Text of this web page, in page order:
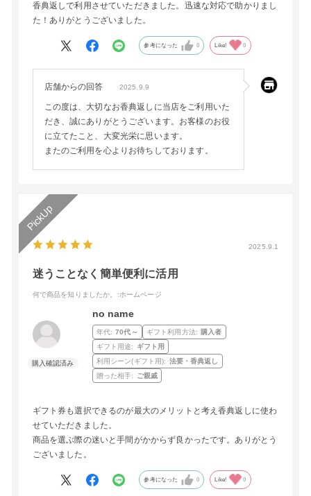
香典返しで利用させていただきました。迅速な対応で助かりまし
た！ありがとうございました。
参考になった 0 Like! 0
店舗からの回答 2025.9.9
この度は、大切なお香典返しに当店をご利用いた
だき、誠にありがとうございます。お客様のお役
に立てたこと、大変光栄に思います。
またのご利用を心よりお待ちしております。
2025.9.1
迷うことなく簡単便利に活用
何で商品を知りましたか。 :ホームページ
no name
年代: 70代～ ギフト利用方法: 購入者
ギフト用途:
ギフト用
利用シーン(ギフト用): 法要・香典返し
贈った相手:
ご親戚
ギフト券も選択できるのが最大のメリットと考え香典返しに使わ
せていただきました。
商品を選ぶ際の迷いと手間がかからず良かったです。ありがとう
ございました。
参考になった 0 Like! 0